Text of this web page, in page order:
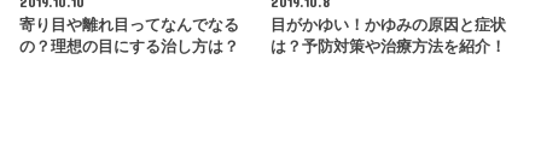
寄り目や離れ目ってなんでなる
の？理想の目にする治し方は？
目がかゆい！かゆみの原因と症状
は？予防対策や治療方法を紹介！